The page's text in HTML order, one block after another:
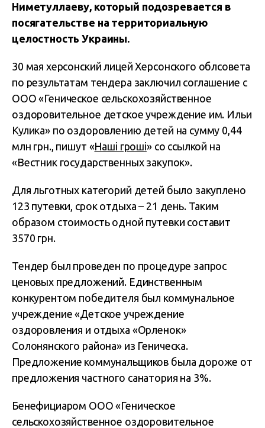
Ниметуллаеву, который подозревается в
посягательстве на территориальную
целостность Украины.
30 мая херсонский лицей Херсонского облсовета
по результатам тендера заключил соглашение с
ООО «Геническое сельскохозяйственное
оздоровительное детское учреждение им. Ильи
Кулика» по оздоровлению детей на сумму 0,44
млн грн., пишут «Наші гроші» со ссылкой на
«Вестник государственных закупок».
Для льготных категорий детей было закуплено
123 путевки, срок отдыха – 21 день. Таким
образом стоимость одной путевки составит
3570 грн.
Тендер был проведен по процедуре запрос
ценовых предложений. Единственным
конкурентом победителя был коммунальное
учреждение «Детское учреждение
оздоровления и отдыха «Орленок»
Солонянского района» из Геническа.
Предложение коммунальщиков была дороже от
предложения частного санатория на 3%.
Бенефициаром ООО «Геническое
сельскохозяйственное оздоровительное